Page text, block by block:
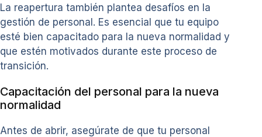
La reapertura también plantea desafíos en la
gestión de personal. Es esencial que tu equipo
esté bien capacitado para la nueva normalidad y
que estén motivados durante este proceso de
transición.
Capacitación del personal para la nueva
normalidad
Antes de abrir, asegúrate de que tu personal